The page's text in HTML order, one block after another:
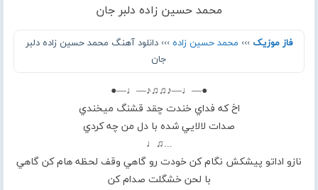
محمد حسین زاده دلبر جان
فاز موزیک ››› محمد حسین زاده ››› دانلود آهنگ محمد حسین زاده دلبر
جان
●—♩—♪♫♫♪—♩—●
اخ كه فداي خندت چقد قشنگ ميخندي
صدات لالايي شده با دل من چه كردي
...♫♩
نازو اداتو پيشكش نگام كن خودت رو گاهي وقف لحظه هام كن گاهي
با لحن خشگلت صدام كن